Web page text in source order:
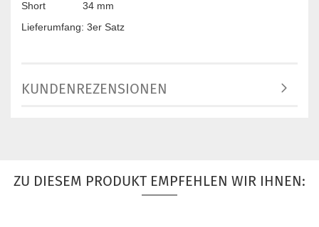
Short 34 mm
Lieferumfang: 3er Satz
KUNDENREZENSIONEN
ZU DIESEM PRODUKT EMPFEHLEN WIR IHNEN: